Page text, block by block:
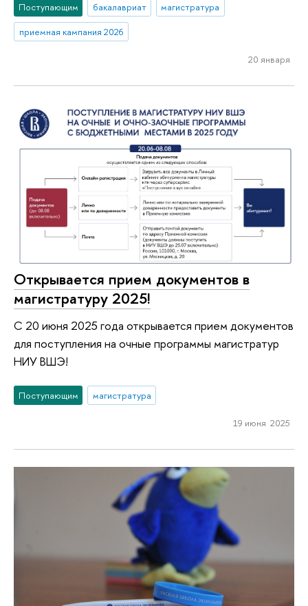
Поступающим бакалавриат
магистратура
приемная кампания 2026
20 января
Открывается прием документов в
магистратуру 2025!
С 20 июня 2025 года открывается прием документов
для поступления на очные программы магистратур
НИУ ВШЭ!
Поступающим магистратура
19 июня 2025